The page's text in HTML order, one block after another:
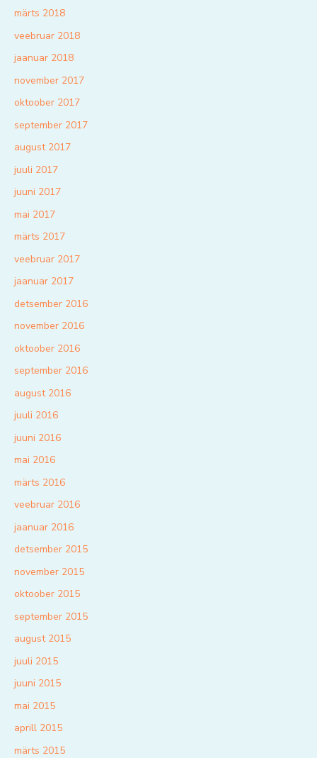
märts 2018
veebruar 2018
jaanuar 2018
november 2017
oktoober 2017
september 2017
august 2017
juuli 2017
juuni 2017
mai 2017
märts 2017
veebruar 2017
jaanuar 2017
detsember 2016
november 2016
oktoober 2016
september 2016
august 2016
juuli 2016
juuni 2016
mai 2016
märts 2016
veebruar 2016
jaanuar 2016
detsember 2015
november 2015
oktoober 2015
september 2015
august 2015
juuli 2015
juuni 2015
mai 2015
aprill 2015
märts 2015